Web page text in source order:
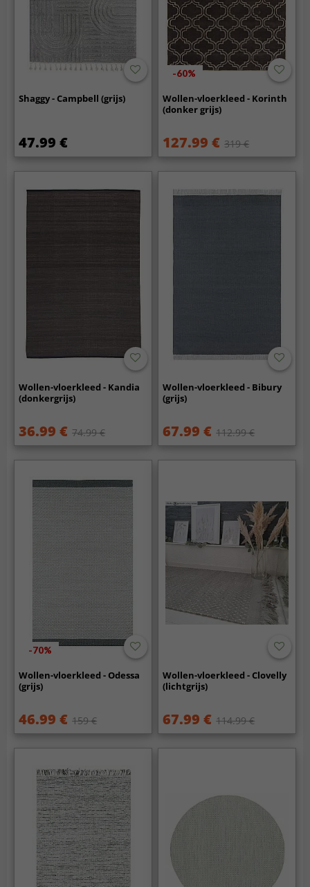
Shaggy - Campbell (grijs)
47.99 €
-60%
Wollen-vloerkleed - Korinth
(donker grijs)
127.99 € 319 €
Wollen-vloerkleed - Kandia
(donkergrijs)
36.99 € 74.99 €
Wollen-vloerkleed - Bibury
(grijs)
67.99 € 112.99 €
-70%
Wollen-vloerkleed - Odessa
(grijs)
46.99 € 159 €
Wollen-vloerkleed - Clovelly
(lichtgrijs)
67.99 € 114.99 €